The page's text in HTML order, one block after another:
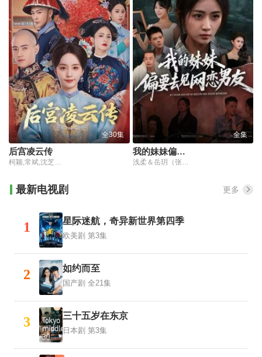
全30集
后宫凌云传
全集
我的妹妹偏要去见网恋男友
浅柔＆岳玥（张祥玥）
最新电视剧 更多
1 星际迷航，奇异新世界第四季
欧美剧 第3集
2 如约而至
国产剧 全21集
3 三十五岁在东京
日本剧 第3集